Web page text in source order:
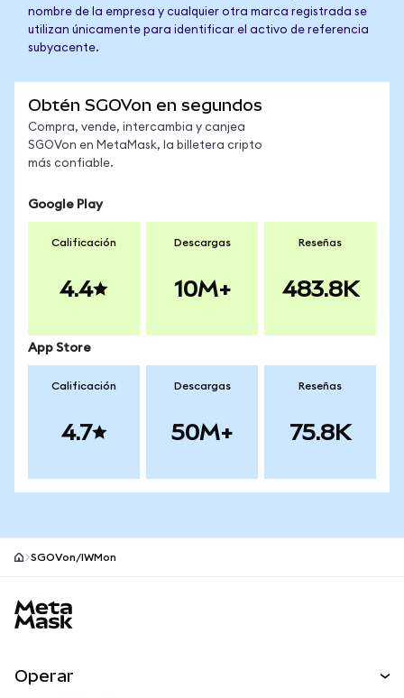
nombre de la empresa y cualquier otra marca registrada se
utilizan únicamente para identificar el activo de referencia
subyacente.
Obtén SGOVon en segundos
Compra, vende, intercambia y canjea
SGOVon en MetaMask, la billetera cripto
más confiable.
Google Play
Calificación
4.4
Descargas
10M+
Reseñas
483.8K
App Store
Calificación
4.7
Descargas
50M+
Reseñas
75.8K
SGOVon/IWMon
Operar